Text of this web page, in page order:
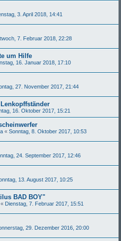
3. April 2018, 14:41
7. Februar 2018, 22:28
um Hilfe
16. Januar 2018, 17:10
27. November 2017, 21:44
16. Oktober 2017, 15:21
« Sonntag, 8. Oktober 2017, 10:53
24. September 2017, 12:46
13. August 2017, 10:25
BAD BOY"
« Dienstag, 7. Februar 2017, 15:51
29. Dezember 2016, 20:00